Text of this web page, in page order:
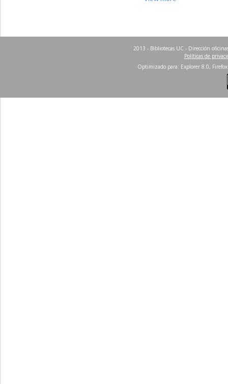
2013 - Bibliotecas UC - Dirección
Políticas de
Optimizado para: Explorer 8.0,